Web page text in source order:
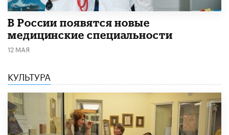
В России появятся новые
медицинские специальности
12 МАЯ
КУЛЬТУРА